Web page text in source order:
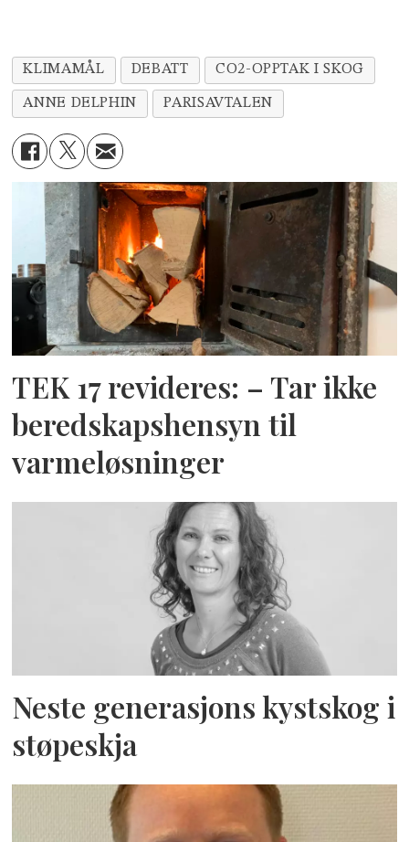
KLIMAMÅL DEBATT CO2-OPPTAK I SKOG
ANNE DELPHIN PARISAVTALEN
TEK 17 revideres: – Tar ikke
beredskapshensyn til
varmeløsninger
Neste generasjons kystskog i
støpeskja